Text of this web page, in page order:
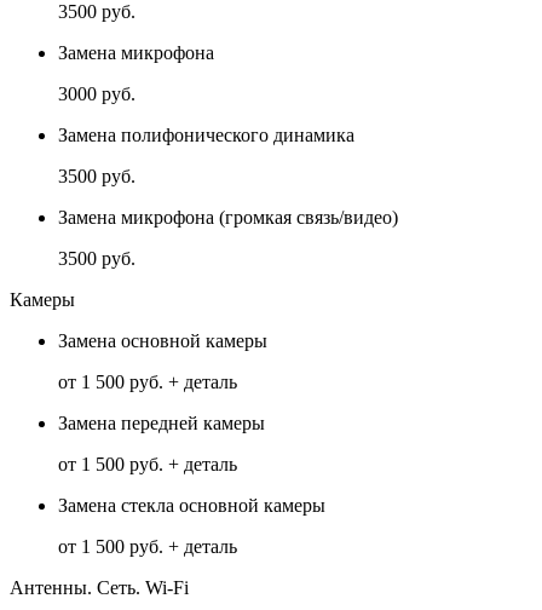
3500 руб.
Замена микрофона
3000 руб.
Замена полифонического динамика
3500 руб.
Замена микрофона (громкая связь/видео)
3500 руб.
Камеры
Замена основной камеры
от 1 500 руб. + деталь
Замена передней камеры
от 1 500 руб. + деталь
Замена стекла основной камеры
от 1 500 руб. + деталь
Антенны. Сеть. Wi-Fi